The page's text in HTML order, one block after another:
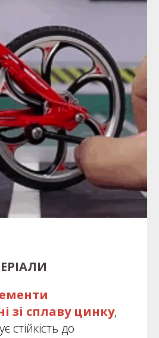
зі сплаву цинку,
стійкість до